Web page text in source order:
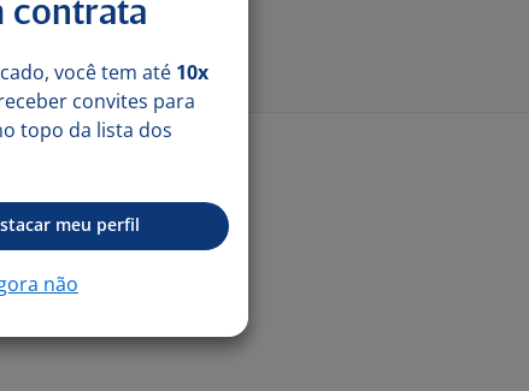
contrata
você tem até 10x
convites para
topo da lista dos
meu perfil
não